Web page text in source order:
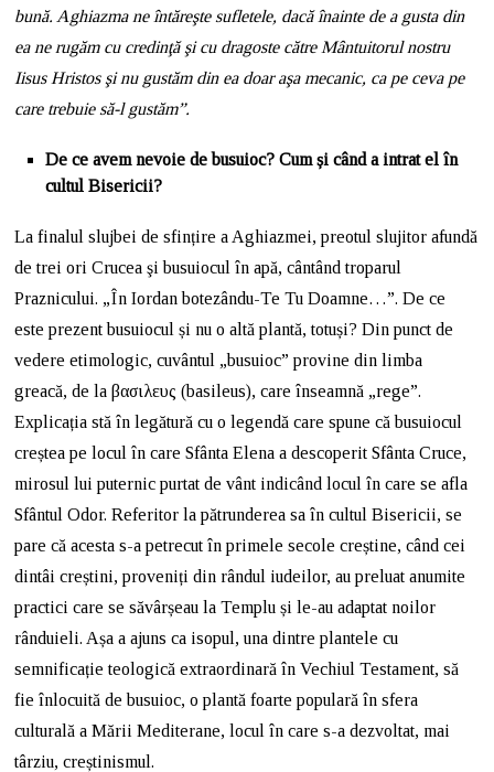
bună. Aghiazma ne întăreşte sufletele, dacă înainte de a gusta din
ea ne rugăm cu credinţă şi cu dragoste către Mântuitorul nostru
Iisus Hristos şi nu gustăm din ea doar aşa mecanic, ca pe ceva pe
care trebuie să-l gustăm”.
De ce avem nevoie de busuioc? Cum și când a intrat el în
cultul Bisericii?
La finalul slujbei de sfințire a Aghiazmei, preotul slujitor afundă
de trei ori Crucea şi busuiocul în apă, cântând troparul
Praznicului. „În Iordan botezându-Te Tu Doamne…”. De ce
este prezent busuiocul și nu o altă plantă, totuși? Din punct de
vedere etimologic, cuvântul „busuioc” provine din limba
greacă, de la βασιλευς (basileus), care înseamnă „rege”.
Explicația stă în legătură cu o legendă care spune că busuiocul
creștea pe locul în care Sfânta Elena a descoperit Sfânta Cruce,
mirosul lui puternic purtat de vânt indicând locul în care se afla
Sfântul Odor. Referitor la pătrunderea sa în cultul Bisericii, se
pare că acesta s-a petrecut în primele secole creștine, când cei
dintâi creștini, proveniți din rândul iudeilor, au preluat anumite
practici care se săvârșeau la Templu și le-au adaptat noilor
rânduieli. Așa a ajuns ca isopul, una dintre plantele cu
semnificație teologică extraordinară în Vechiul Testament, să
fie înlocuită de busuioc, o plantă foarte populară în sfera
culturală a Mării Mediterane, locul în care s-a dezvoltat, mai
târziu, creștinismul.